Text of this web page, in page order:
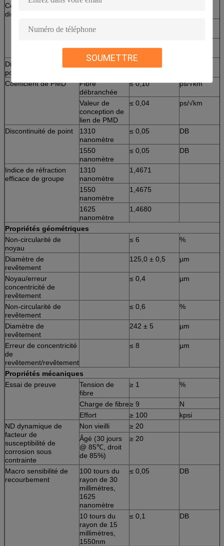
SOUMETTRE
Coefficient de
dispersion
1550
nanomètre
nanomètre
Dispersion de mode de
polarisation
Coefficient de PMD
Fibre
débranchée
≤ 0,10 ps/√km
Valeur de
conception de
lien de PMD
≤ 0,04 ps/√km
Discontinuité de point
1310
nanomètre
≤ 0,05 DB
1550
nanomètre
≤ 0,05 DB
Indice de réfraction
efficace de groupe
1310
nanomètre
1,4671
1550
nanomètre
1,4675
1625
nanomètre
1,4680
Propriétés géométriques
Non-circularité de
noyau
≤ 6 %
Diamètre de
revêtement
125,0 ± 0,5 µm
Noyau/erreur
concentricité de
revêtement
≤ 0,4 µm
Non-circularité de
revêtement
≤ 0,6 %
Diamètre de
revêtement
242 ± 5 µm
Erreur de concentricité
de
revêtement/revêtement
≤ 8 µm
Propriétés mécaniques
Essai de preuve
Tension de
fibre
≥ 1 %
Charge de fibre≥ 9
N
Effort
≥ 100
kpsi
ND dynamique de
facteur de
susceptibilité de
corrosion sous
contrainte
Non vieilli
≥ 20
Âgé (30 jours
@ 85℃, droit
de 85%)
≥ 20
Macro sensibilité de
recourbement
100 tours du
rayon de 30
millimètres,
1625
nanomètre
≤ 0,05 DB
10 tours du
rayon de 15
millimètres,
1550nm
≤ 0,1 DB